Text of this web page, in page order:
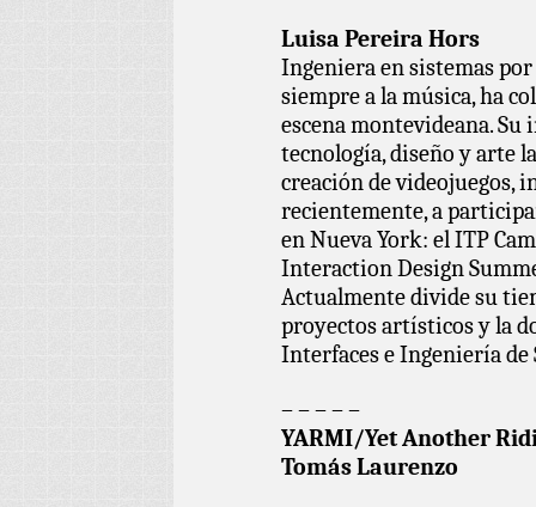
Luisa Pereira Hors
Ingeniera en sistemas
siempre a la música, ha
escena montevideana.
tecnología, diseño y arte
creación de videojuegos,
recientemente, a
en Nueva York: el ITP
Interaction Design
Actualmente divide su
proyectos artísticos y la
Interfaces e Ingeniería de
– – – – –
YARMI/Yet Another
Tomás Laurenzo